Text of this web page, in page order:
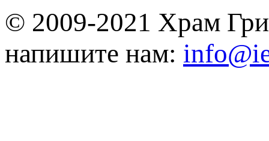
© 2009-2021 Храм
напишите нам: